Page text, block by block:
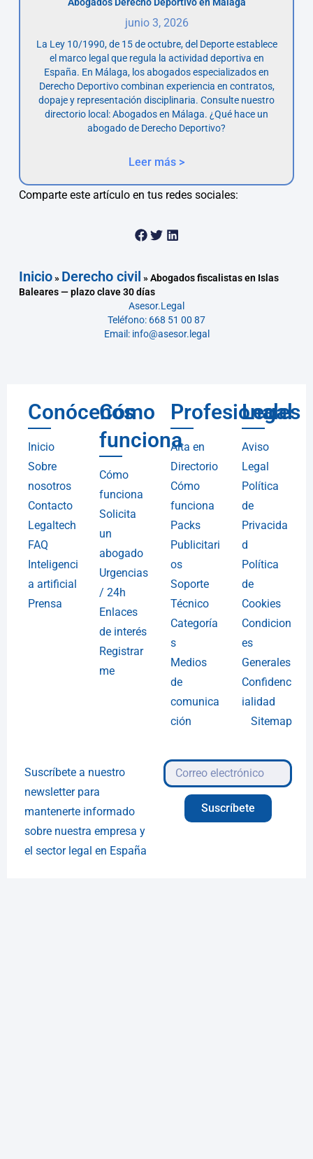
junio 3, 2026
La Ley 10/1990, de 15 de octubre, del Deporte establece
el marco legal que regula la actividad deportiva en
España. En Málaga, los abogados especializados en
Derecho Deportivo combinan experiencia en contratos,
dopaje y representación disciplinaria. Consulte nuestro
directorio local: Abogados en Málaga. ¿Qué hace un
abogado de Derecho Deportivo?
Leer más >
Comparte este artículo en tus redes sociales:
Inicio» Derecho civil »Abogados fiscalistas en Islas
Baleares — plazo clave 30 días
Asesor.Legal
Teléfono: 668 51 00 87
Email: info@asesor.legal
Conócenos
Inicio
Sobre
nosotros
Contacto
Legaltech
FAQ
Inteligenci
a artificial
Prensa
Cómo
funciona
Cómo
funciona
Solicita
un
abogado
Urgencias
/ 24h
Enlaces
de interés
Registrar
me
Profesionales
Alta en
Directorio
Cómo
funciona
Packs
Publicitari
os
Soporte
Técnico
Categoría
s
Medios
de
comunica
ción
Legal
Aviso
Legal
Política
de
Privacida
d
Política
de
Cookies
Condicion
es
Generales
Confidenc
ialidad
Sitemap
Suscríbete a nuestro
newsletter para
mantenerte informado
sobre nuestra empresa y
el sector legal en España
Suscríbete